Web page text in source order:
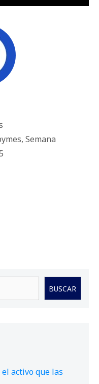
, Semana
BUSCAR
activo que las